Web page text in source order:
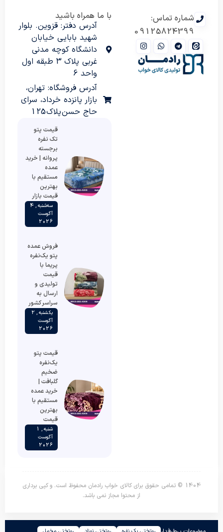
شماره تماس:
09125824399
با ما همراه باشید
آدرس دفتر: قزوین. بلوار
شهید بابایی خیابان
دانشگاه کوچه مدنی
غربی پلاک 3 طبقه اول
واحد 6
آدرس فروشگاه: تهران،
بازار پانزده خرداد، سرای
حاج حسن پلاک 125
قیمت پتو
تک نفره
برجسته
پروانه | خرید
عمده
مستقیم با
بهترین
قیمت بازار
سه‌شنبه , 4
آگوست
2026
فروش عمده
پتو یک‌نفره
پریما با
قیمت
تولیدی و
ارسال به
سراسر کشور
یکشنبه , 2
آگوست
2026
قیمت پتو
یک‌نفره
ضخیم
گلبافت |
خرید عمده
مستقیم با
بهترین
قیمت
شنبه , 1
آگوست
2026
1404 © تمامی حقوق برای کالای خواب رادمان محفوظ است. و کپی برداری
از محتوا مجاز نمی باشد.